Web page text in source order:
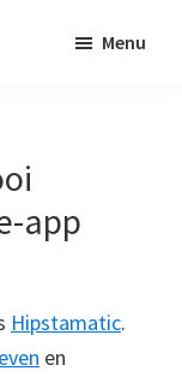
Menu
app
Hipstamatic.
en